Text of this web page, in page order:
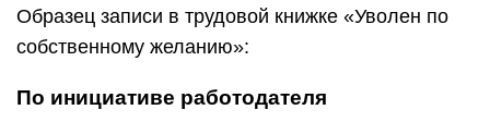
Образец записи в трудовой книжке «Уволен по
собственному желанию»:
По инициативе работодателя